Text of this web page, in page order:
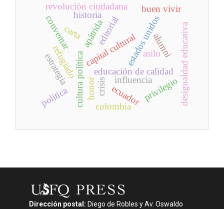
cultura política
carta
educación de calidad desigualdad educativa
capital cultural
refugiado
apátrida
asiloalumni
estados unidos
influencia
estrategia
convemar
crisis
política ecuador
editorial
honor privilegio
buen vivir
revolución ciudadana
historia
colombia
Dirección postal: Diego de Robles y Av. Oswaldo